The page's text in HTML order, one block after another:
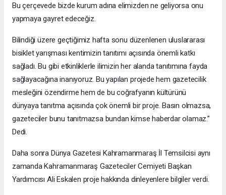
Bu çerçevede bizde kurum adına elimizden ne geliyorsa onu
yapmaya gayret edeceğiz.
Bilindiği üzere geçtiğimiz hafta sonu düzenlenen uluslararası
bisiklet yarışması kentimizin tanıtımı açısında önemli katkı
sağladı. Bu gibi etkinliklerle ilimizin her alanda tanıtımına fayda
sağlayacağına inanıyoruz. Bu yapılan projede hem gazetecilik
mesleğini özendirme hem de bu coğrafyanın kültürünü
dünyaya tanıtma açısında çok önemli bir proje. Basın olmazsa,
gazeteciler bunu tanıtmazsa bundan kimse haberdar olamaz.”
Dedi.
Daha sonra Dünya Gazetesi Kahramanmaraş İl Temsilcisi aynı
zamanda Kahramanmaraş Gazeteciler Cemiyeti Başkan
Yardımcısı Ali Eskalen proje hakkında dinleyenlere bilgiler verdi.